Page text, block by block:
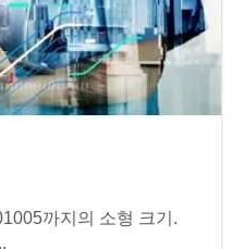
까지의 소형 크기.